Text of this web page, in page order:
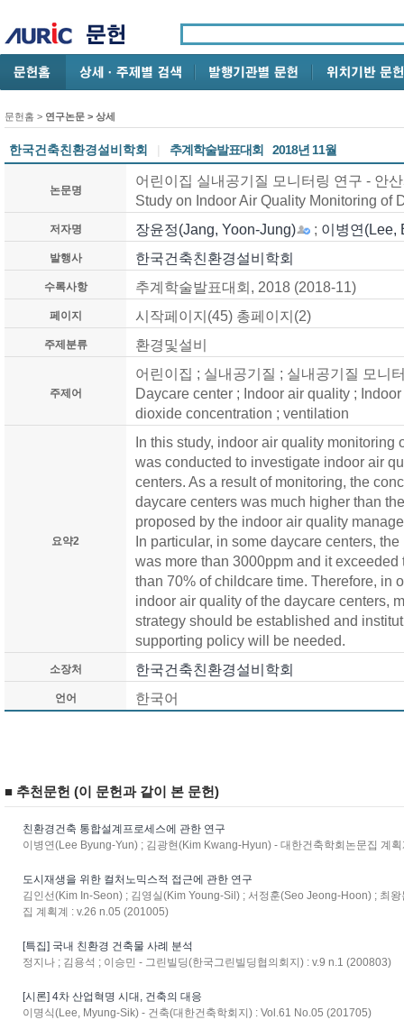
문헌홈 > 연구논문 > 상세
한국건축친환경설비학회 | 추계학술발표대회 2018년 11월
논문명
어린이집 실내공기질 모니터링 연구 - 안
Study on Indoor Air Quality Monitoring of
저자명 장윤정(Jang, Yoon-Jung) ; 이병연(Lee,
발행사 한국건축친환경설비학회
수록사항 추계학술발표대회, 2018 (2018-11)
페이지 시작페이지(45) 총페이지(2)
주제분류 환경및설비
주제어
어린이집 ; 실내공기질 ; 실내공기질 모니
Daycare center ; Indoor air quality ;
dioxide concentration ; ventilation
요약2
In this study, indoor air quality monitoring
was conducted to investigate indoor air
centers. As a result of monitoring, the
daycare centers was much higher than
proposed by the indoor air quality
In particular, in some daycare centers,
was more than 3000ppm and it
than 70% of childcare time. Therefore, in
indoor air quality of the daycare centers,
strategy should be established and
supporting policy will be needed.
소장처 한국건축친환경설비학회
언어 한국어
■ 추천문헌 (이 문헌과 같이 본 문헌)
친환경건축 통합설계프로세스에 관한 연구
이병연(Lee Byung-Yun) ; 김광현(Kim Kwang-Hyun) - 대한건축학회논문집 계
도시재생을 위한 컬처노믹스적 접근에 관한 연구
김인선(Kim In-Seon) ; 김영실(Kim Young-Sil) ; 서정훈(Seo Jeong-Hoon) ; 최
집 계획계 : v.26 n.05 (201005)
[특집] 국내 친환경 건축물 사례 분석
정지나 ; 김용석 ; 이승민 - 그린빌딩(한국그린빌딩협의회지) : v.9 n.1 (200803)
[시론] 4차 산업혁명 시대, 건축의 대응
이명식(Lee, Myung-Sik) - 건축(대한건축학회지) : Vol.61 No.05 (201705)